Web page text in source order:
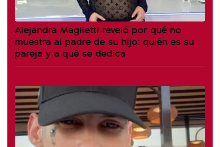
Alejandra Maglietti reveló por qué no
muestra al padre de su hijo: quién es su
pareja y a qué se dedica